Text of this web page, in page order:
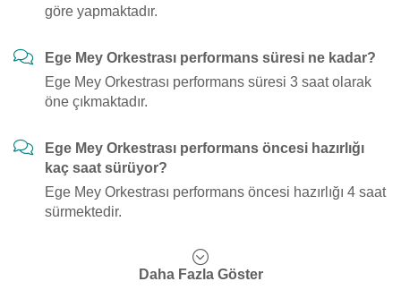
göre yapmaktadır.
Ege Mey Orkestrası performans süresi ne kadar?
Ege Mey Orkestrası performans süresi 3 saat olarak
öne çıkmaktadır.
Ege Mey Orkestrası performans öncesi hazırlığı
kaç saat sürüyor?
Ege Mey Orkestrası performans öncesi hazırlığı 4 saat
sürmektedir.
Daha Fazla Göster